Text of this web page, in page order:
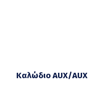
Καλώδιο AUX/AUX